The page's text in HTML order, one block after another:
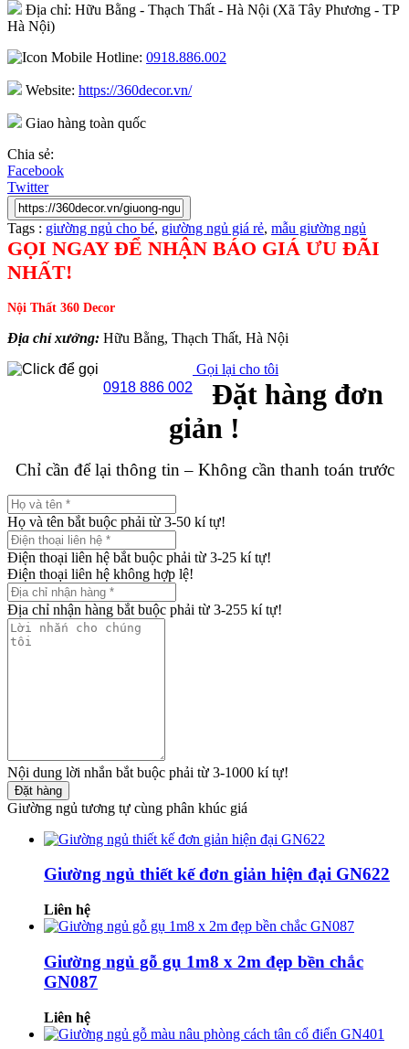
Địa chỉ: Hữu Bằng - Thạch Thất - Hà Nội (Xã Tây Phương - TP
Hà Nội)
Hotline: 0918.886.002
Website: https://360decor.vn/
Giao hàng toàn quốc
Chia sẻ:
Facebook
Twitter
Tags : giường ngủ cho bé, giường ngủ giá rẻ, mẫu giường ngủ
GỌI NGAY ĐỂ NHẬN BÁO GIÁ ƯU ĐÃI
NHẤT!
Nội Thất 360 Decor
Địa chỉ xưởng: Hữu Bằng, Thạch Thất, Hà Nội
0918 886 002
Gọi lại cho tôi
Đặt hàng đơn
giản !
Chỉ cần để lại thông tin – Không cần thanh toán trước
Họ và tên bắt buộc phải từ 3-50 kí tự!
Điện thoại liên hệ bắt buộc phải từ 3-25 kí tự!
Điện thoại liên hệ không hợp lệ!
Địa chỉ nhận hàng bắt buộc phải từ 3-255 kí tự!
Nội dung lời nhắn bắt buộc phải từ 3-1000 kí tự!
Đặt hàng
Giường ngủ tương tự cùng phân khúc giá
Giường ngủ thiết kế đơn giản hiện đại GN622
Liên hệ
Giường ngủ gỗ gụ 1m8 x 2m đẹp bền chắc
GN087
Liên hệ